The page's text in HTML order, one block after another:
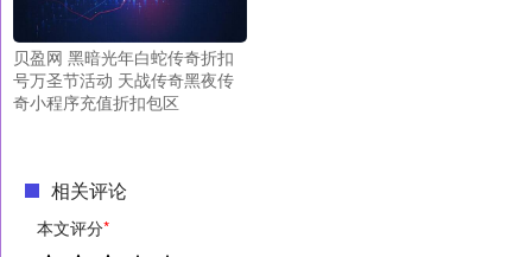
贝盈网 黑暗光年白蛇传奇折扣
号万圣节活动 天战传奇黑夜传
奇小程序充值折扣包区
相关评论
本文评分*